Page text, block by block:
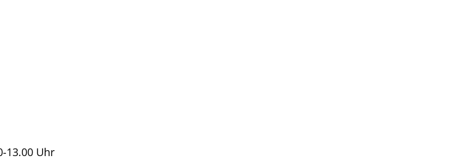
13.00 Uhr